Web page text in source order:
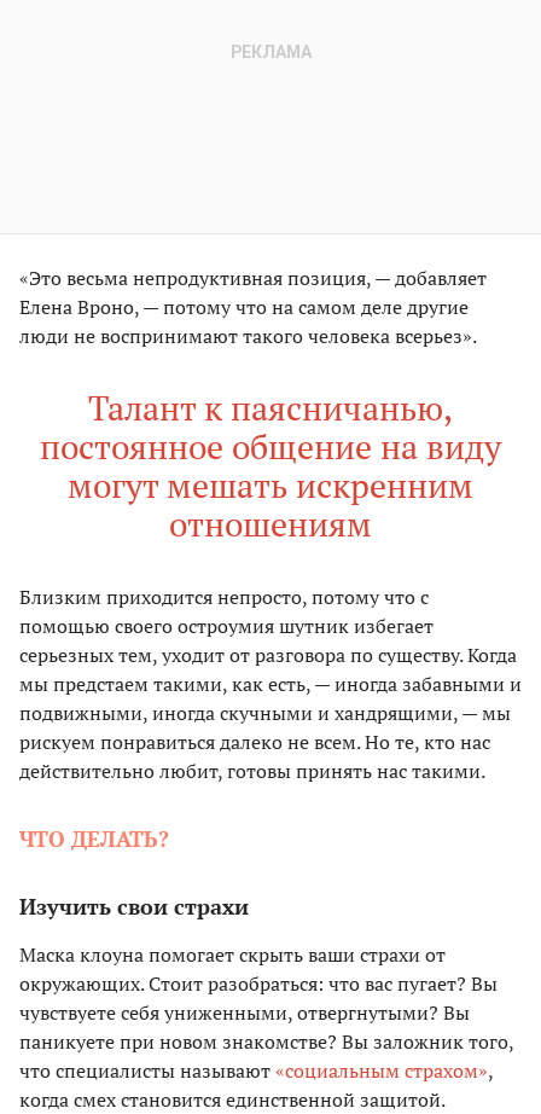
«Это весьма непродуктивная позиция, — добавляет
Елена Вроно, — потому что на самом деле другие
люди не воспринимают такого человека всерьез».
Талант к паясничанью,
постоянное общение на виду
могут мешать искренним
отношениям
Близким приходится непросто, потому что с
помощью своего остроумия шутник избегает
серьезных тем, уходит от разговора по существу. Когда
мы предстаем такими, как есть, — иногда забавными и
подвижными, иногда скучными и хандрящими, — мы
рискуем понравиться далеко не всем. Но те, кто нас
действительно любит, готовы принять нас такими.
ЧТО ДЕЛАТЬ?
Изучить свои страхи
Маска клоуна помогает скрыть ваши страхи от
окружающих. Стоит разобраться: что вас пугает? Вы
чувствуете себя униженными, отвергнутыми? Вы
паникуете при новом знакомстве? Вы заложник того,
что специалисты называют«социальным страхом»,
когда смех становится единственной защитой.